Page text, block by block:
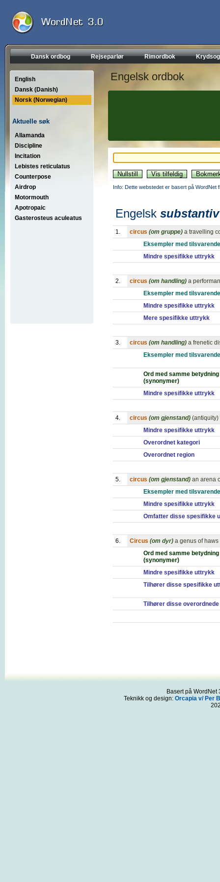
Dansk ordbog Rejseparlør Rimordbok
English
Dansk (Danish)
Norsk (Norwegian)
Aktuelle søk
Allamanda
Discipline
Incitation
Lebistes reticulatus
Counterpose
Airdrop
Motormouth
Apotropaic
Gasterosteus aculeatus
Engelsk ordbok
Info: Dette webstedet er basert på WordNet
Engelsk substantiv
1. circus (om gruppe) a travelling
Eksempler med
Mindre spesifikke uttrykk
2. circus (om handling) a
Eksempler med
Mindre spesifikke uttrykk
Mere spesifikke uttrykk
3. circus (om handling) a frenetic
Eksempler med
Ord med samme betydning
(synonymer)
Mindre spesifikke uttrykk
4. circus (om gjenstand)
Mindre spesifikke uttrykk
Overordnet kategori
Overordnet region
5. circus (om gjenstand) an arena
Eksempler med
Mindre spesifikke uttrykk
Omfatter disse spesifikke
6. Circus (om dyr) a genus of
Ord med samme betydning
(synonymer)
Mindre spesifikke uttrykk
Tilhører disse spesifikke
Tilhører disse
Basert på
Teknikk og design: Orcapia v/ Per